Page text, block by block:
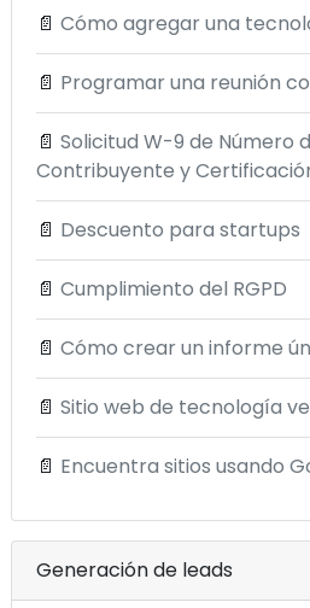
📄 Cómo agregar una
📄 Programar una reunión
📄 Solicitud W-9 de Número
Contribuyente y
📄 Descuento para startups
📄 Cumplimiento del RGPD
📄 Cómo crear un informe
📄 Sitio web de tecnología
📄 Encuentra sitios usando
Generación de leads